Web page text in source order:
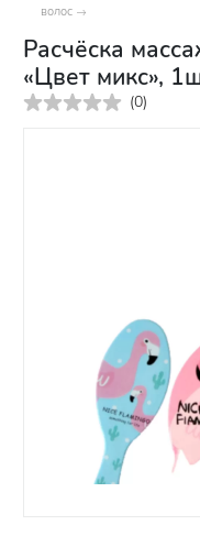
волос
Расчёска
«Цвет микс»,
(0)